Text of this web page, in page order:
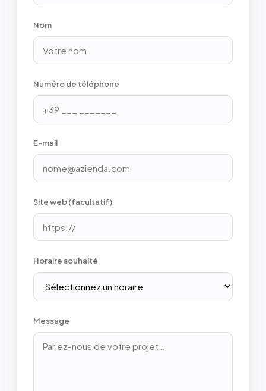
Nom
Numéro de téléphone
E-mail
Site web (facultatif)
Horaire souhaité
Message